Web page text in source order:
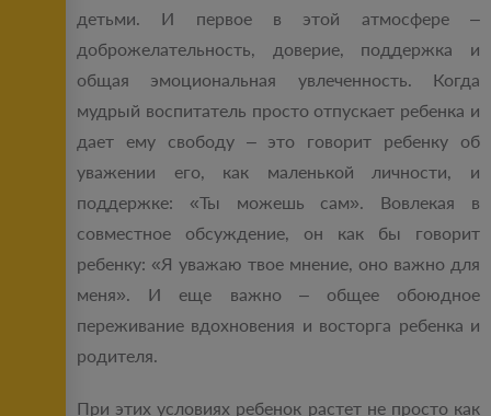
детьми. И первое в этой атмосфере –
доброжелательность, доверие, поддержка и
общая эмоциональная увлеченность. Когда
мудрый воспитатель просто отпускает ребенка и
дает ему свободу – это говорит ребенку об
уважении его, как маленькой личности, и
поддержке: «Ты можешь сам». Вовлекая в
совместное обсуждение, он как бы говорит
ребенку: «Я уважаю твое мнение, оно важно для
меня». И еще важно – общее обоюдное
переживание вдохновения и восторга ребенка и
родителя.
При этих условиях ребенок растет не просто как